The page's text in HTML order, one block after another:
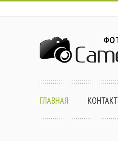
ГЛАВНАЯ КОНТАКТ